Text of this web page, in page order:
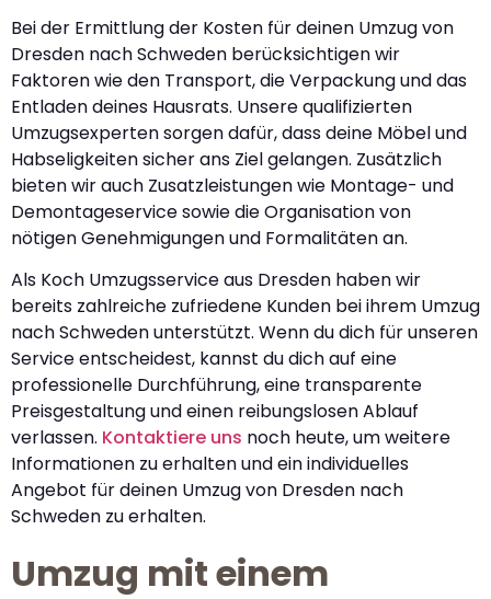
Bei der Ermittlung der Kosten für deinen Umzug von
Dresden nach Schweden berücksichtigen wir
Faktoren wie den Transport, die Verpackung und das
Entladen deines Hausrats. Unsere qualifizierten
Umzugsexperten sorgen dafür, dass deine Möbel und
Habseligkeiten sicher ans Ziel gelangen. Zusätzlich
bieten wir auch Zusatzleistungen wie Montage- und
Demontageservice sowie die Organisation von
nötigen Genehmigungen und Formalitäten an.
Als Koch Umzugsservice aus Dresden haben wir
bereits zahlreiche zufriedene Kunden bei ihrem Umzug
nach Schweden unterstützt. Wenn du dich für unseren
Service entscheidest, kannst du dich auf eine
professionelle Durchführung, eine transparente
Preisgestaltung und einen reibungslosen Ablauf
verlassen. Kontaktiere uns noch heute, um weitere
Informationen zu erhalten und ein individuelles
Angebot für deinen Umzug von Dresden nach
Schweden zu erhalten.
Umzug mit einem